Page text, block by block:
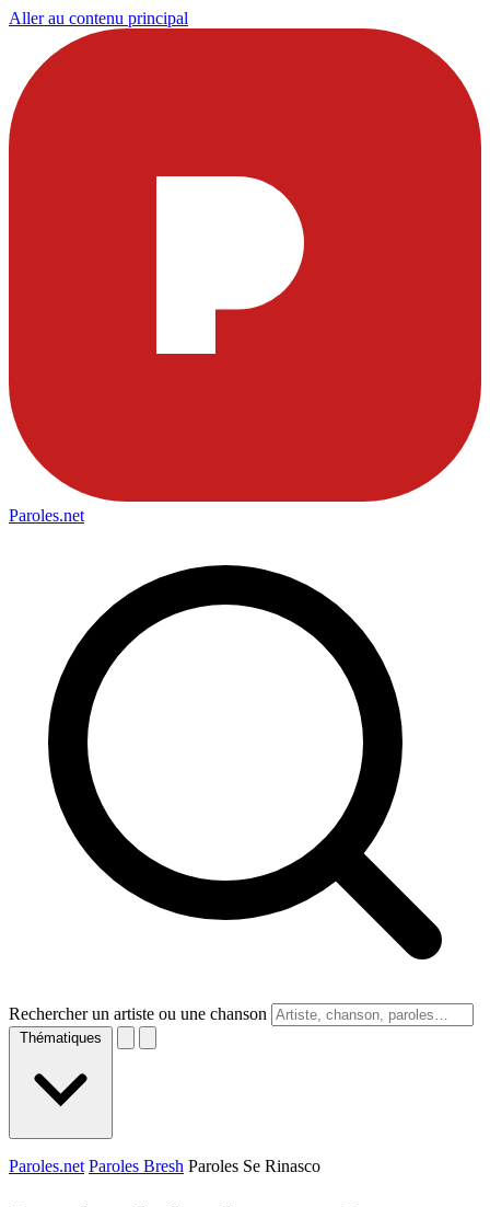
Aller au contenu principal
Paroles.net
Rechercher un artiste ou une chanson
Thématiques
Paroles.net Paroles Bresh Paroles Se Rinasco